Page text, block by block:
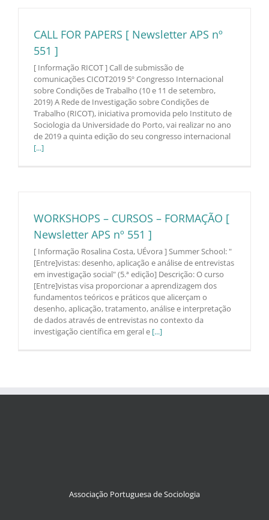
CALL FOR PAPERS [ Newsletter APS nº
551 ]
[ Informação RICOT ] Call de submissão de
comunicações CICOT2019 5º Congresso Internacional
sobre Condições de Trabalho (10 e 11 de setembro,
2019) A Rede de Investigação sobre Condições de
Trabalho (RICOT), iniciativa promovida pelo Instituto de
Sociologia da Universidade do Porto, vai realizar no ano
de 2019 a quinta edição do seu congresso internacional
[...]
WORKSHOPS – CURSOS – FORMAÇÃO [
Newsletter APS nº 551 ]
[ Informação Rosalina Costa, UÉvora ] Summer School: "
[Entre]vistas: desenho, aplicação e análise de entrevistas
em investigação social" (5.ª edição] Descrição: O curso
[Entre]vistas visa proporcionar a aprendizagem dos
fundamentos teóricos e práticos que alicerçam o
desenho, aplicação, tratamento, análise e interpretação
de dados através de entrevistas no contexto da
investigação científica em geral e [...]
Associação Portuguesa de Sociologia